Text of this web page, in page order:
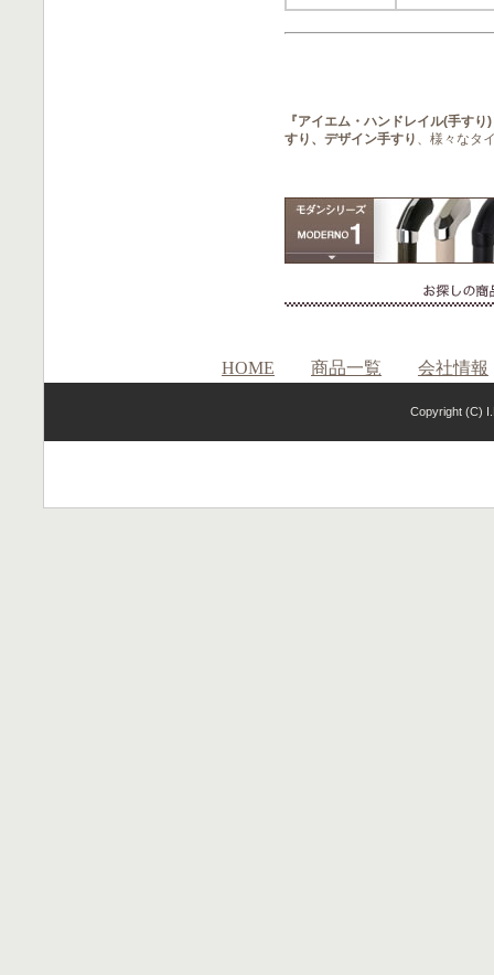
『アイエム・ハンドレイル(手す
すり、デザイン手すり 、様々なタ
HOME 商品一覧 会社情報
Copyright (C)